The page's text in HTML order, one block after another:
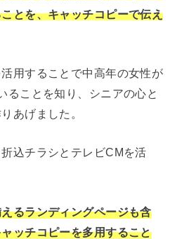
とを、キャッチコピーで伝え
用することで中高年の女性が
ることを知り、シニアの心と
あげました。
込チラシとテレビCMを活
るランディングページも含
ッチコピーを多用すること